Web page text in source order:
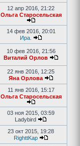
12 апр 2016, 21:22
Ольга Старосельская
14 фев 2016, 20:01
Ира.
10 фев 2016, 21:56
Виталий Орлов
22 янв 2016, 12:25
Яна Орлова
11 янв 2016, 15:17
Ольга Старосельская
03 ноя 2015, 03:59
Ladybird
23 окт 2015, 19:28
RighttKap